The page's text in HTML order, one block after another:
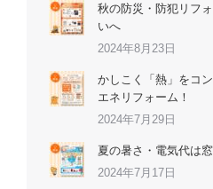
秋の防災・防犯リフ
いへ
2024年8月23日
かしこく「熱」をコ
エネリフォーム！
2024年7月29日
夏の暑さ・電気代は
2024年7月17日